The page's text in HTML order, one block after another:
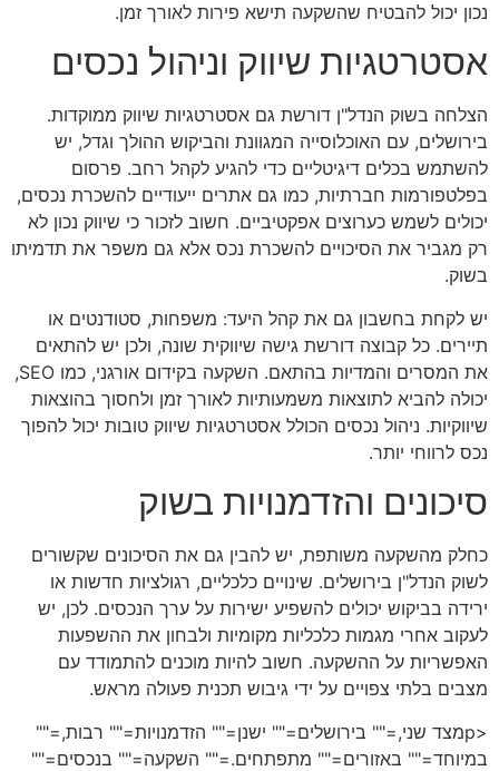
נכון יכול להבטיח שהשקעה תישא פירות לאורך זמן.
אסטרטגיות שיווק וניהול נכסים
הצלחה בשוק הנדל"ן דורשת גם אסטרטגיות שיווק ממוקדות.
בירושלים, עם האוכלוסייה המגוונת והביקוש ההולך וגדל, יש
להשתמש בכלים דיגיטליים כדי להגיע לקהל רחב. פרסום
בפלטפורמות חברתיות, כמו גם אתרים ייעודיים להשכרת נכסים,
יכולים לשמש כערוצים אפקטיביים. חשוב לזכור כי שיווק נכון לא
רק מגביר את הסיכויים להשכרת נכס אלא גם משפר את תדמיתו
בשוק.
יש לקחת בחשבון גם את קהל היעד: משפחות, סטודנטים או
תיירים. כל קבוצה דורשת גישה שיווקית שונה, ולכן יש להתאים
את המסרים והמדיות בהתאם. השקעה בקידום אורגני, כמו SEO,
יכולה להביא לתוצאות משמעותיות לאורך זמן ולחסוך בהוצאות
שיווקיות. ניהול נכסים הכולל אסטרטגיות שיווק טובות יכול להפוך
נכס לרווחי יותר.
סיכונים והזדמנויות בשוק
כחלק מהשקעה משותפת, יש להבין גם את הסיכונים שקשורים
לשוק הנדל"ן בירושלים. שינויים כלכליים, רגולציות חדשות או
ירידה בביקוש יכולים להשפיע ישירות על ערך הנכסים. לכן, יש
לעקוב אחרי מגמות כלכליות מקומיות ולבחון את ההשפעות
האפשריות על ההשקעה. חשוב להיות מוכנים להתמודד עם
מצבים בלתי צפויים על ידי גיבוש תכנית פעולה מראש.
<pמצד שני,="" בירושלים="" ישנן="" הזדמנויות="" רבות,=""
במיוחד="" באזורים="" מתפתחים.="" השקעה="" בנכסים=""